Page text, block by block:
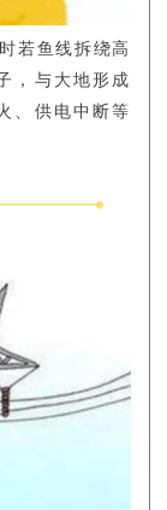
若鱼线拆绕高
，与大地形成
、供电中断等